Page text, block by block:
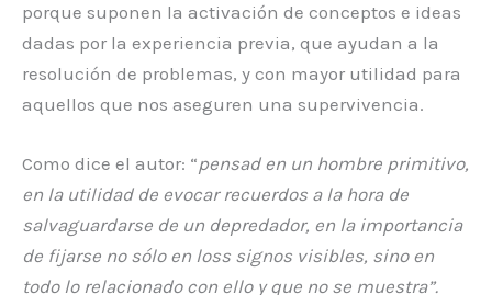
porque suponen la activación de conceptos e ideas
dadas por la experiencia previa, que ayudan a la
resolución de problemas, y con mayor utilidad para
aquellos que nos aseguren una supervivencia.
Como dice el autor: “pensad en un hombre primitivo,
en la utilidad de evocar recuerdos a la hora de
salvaguardarse de un depredador, en la importancia
de fijarse no sólo en loss signos visibles, sino en
todo lo relacionado con ello y que no se muestra”.